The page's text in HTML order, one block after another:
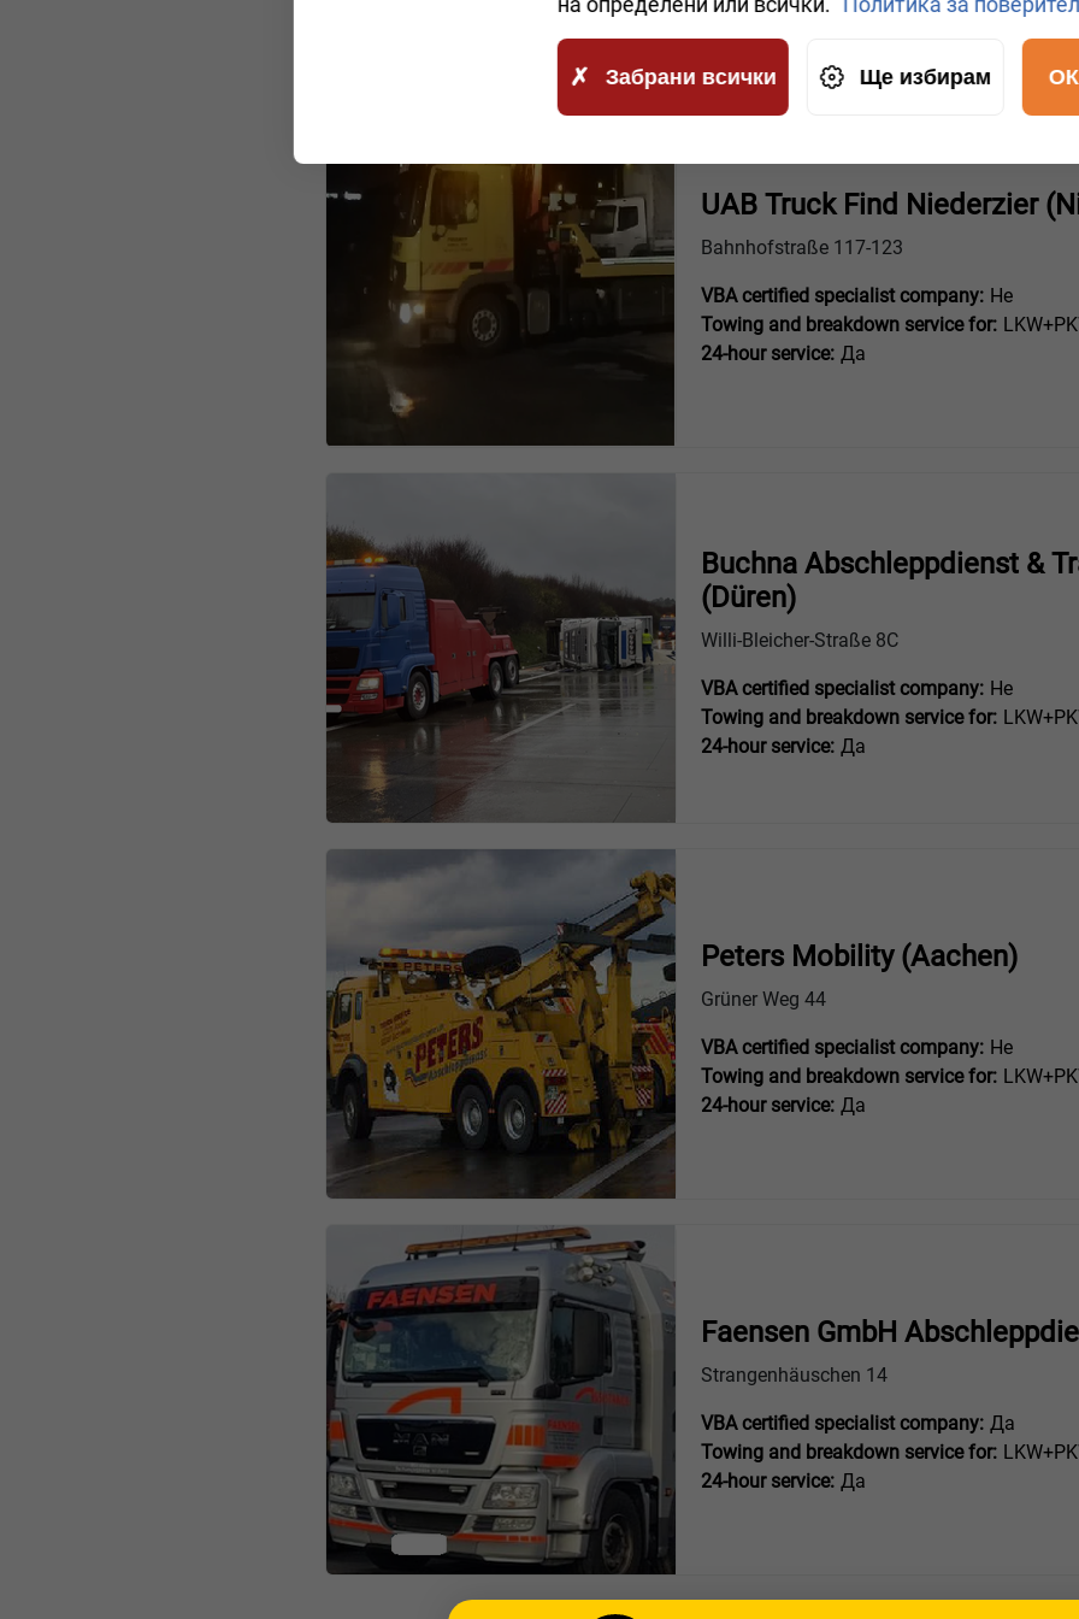
UAB Truck Find Niederzier
Bahnhofstraße 117-123
VBA certified specialist company: Не
Towing and breakdown service for:
24-hour service: Да
Buchna Abschleppdienst &
(Düren)
Willi-Bleicher-Straße 8C
VBA certified specialist company: Не
Towing and breakdown service for:
24-hour service: Да
Peters Mobility (Aachen)
Grüner Weg 44
VBA certified specialist company: Не
Towing and breakdown service for:
24-hour service: Да
Faensen GmbH
Strangenhäuschen 14
VBA certified specialist company: Да
Towing and breakdown service for:
24-hour service: Да
Забрани всички Ще избирам